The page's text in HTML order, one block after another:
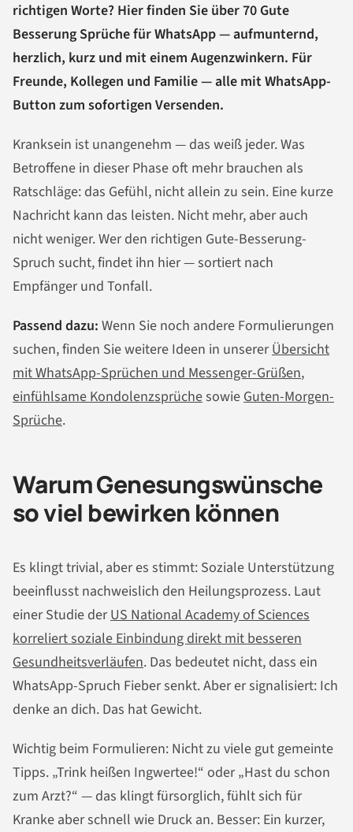
richtigen Worte? Hier finden Sie über 70 Gute
Besserung Sprüche für WhatsApp — aufmunternd,
herzlich, kurz und mit einem Augenzwinkern. Für
Freunde, Kollegen und Familie — alle mit WhatsApp-
Button zum sofortigen Versenden.
Kranksein ist unangenehm — das weiß jeder. Was
Betroffene in dieser Phase oft mehr brauchen als
Ratschläge: das Gefühl, nicht allein zu sein. Eine kurze
Nachricht kann das leisten. Nicht mehr, aber auch
nicht weniger. Wer den richtigen Gute-Besserung-
Spruch sucht, findet ihn hier — sortiert nach
Empfänger und Tonfall.
Passend dazu: Wenn Sie noch andere Formulierungen
suchen, finden Sie weitere Ideen in unsererÜbersicht
mit WhatsApp-Sprüchen und Messenger-Grüßen,
einfühlsame Kondolenzsprüchesowie Guten-Morgen-
Sprüche.
Warum Genesungswünsche
so viel bewirken können
Es klingt trivial, aber es stimmt: Soziale Unterstützung
beeinflusst nachweislich den Heilungsprozess. Laut
einer Studie derUS National Academy of Sciences
korreliert soziale Einbindung direkt mit besseren
Gesundheitsverläufen. Das bedeutet nicht, dass ein
WhatsApp-Spruch Fieber senkt. Aber er signalisiert: Ich
denke an dich. Das hat Gewicht.
Wichtig beim Formulieren: Nicht zu viele gut gemeinte
Tipps. „Trink heißen Ingwertee!“ oder „Hast du schon
zum Arzt?“ — das klingt fürsorglich, fühlt sich für
Kranke aber schnell wie Druck an. Besser: Ein kurzer,